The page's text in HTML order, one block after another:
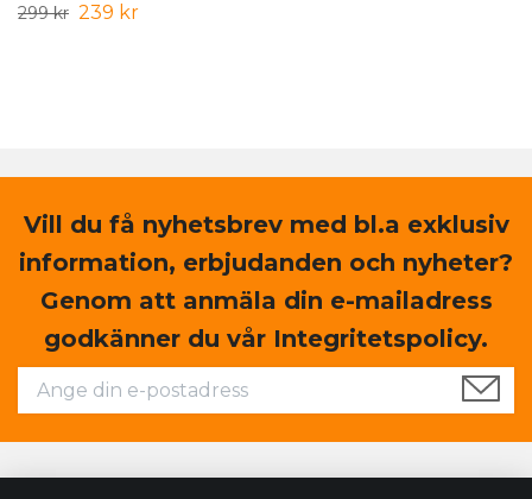
299 kr 239 kr
Vill du få nyhetsbrev med bl.a exklusiv
information, erbjudanden och nyheter?
Genom att anmäla din e-mailadress
godkänner du vår Integritetspolicy.